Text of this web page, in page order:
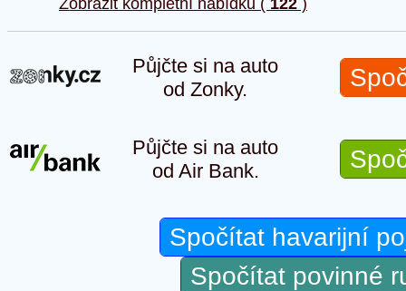
Půjčte si na auto
od Zonky.
Půjčte si na auto
od Air Bank.
Spočítat havarijní
Spočítat povinné